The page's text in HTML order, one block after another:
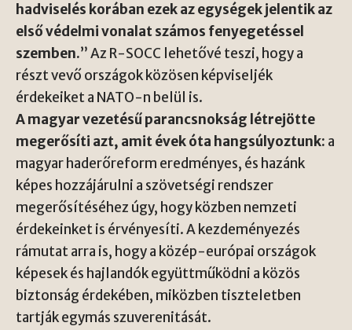
hadviselés korában ezek az egységek jelentik az
első védelmi vonalat számos fenyegetéssel
szemben.” Az R-SOCC lehetővé teszi, hogy a
részt vevő országok közösen képviseljék
érdekeiket a NATO-n belül is.
A magyar vezetésű parancsnokság létrejötte
megerősíti azt, amit évek óta hangsúlyoztunk: a
magyar haderőreform eredményes, és hazánk
képes hozzájárulni a szövetségi rendszer
megerősítéséhez úgy, hogy közben nemzeti
érdekeinket is érvényesíti. A kezdeményezés
rámutat arra is, hogy a közép-európai országok
képesek és hajlandók együttműködni a közös
biztonság érdekében, miközben tiszteletben
tartják egymás szuverenitását.